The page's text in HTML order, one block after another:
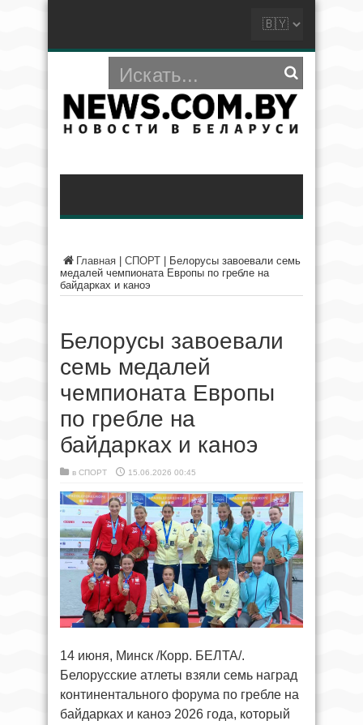
Главная СПОРТ
Белорусы завоевали семь
медалей чемпионата Европы по гребле на
байдарках и каноэ
Белорусы завоевали
семь медалей
чемпионата Европы
по гребле на
байдарках и каноэ
в СПОРТ 15.06.2026 00:45
14 июня, Минск /Корр. БЕЛТА/.
Белорусские атлеты взяли семь наград
континентального форума по гребле на
байдарках и каноэ 2026 года, который